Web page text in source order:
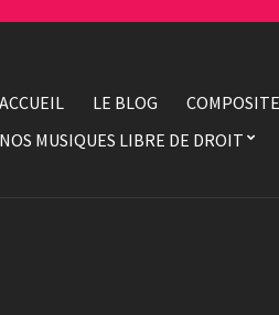
ACCUEIL LE BLOG
NOS MUSIQUES LIBRE DE DROIT